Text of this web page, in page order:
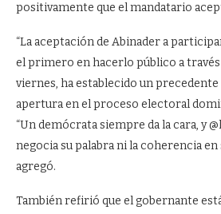
positivamente que el mandatario
“La aceptación de Abinader a
el primero en hacerlo público a través
viernes, ha establecido un
apertura en el proceso electoral
“Un demócrata siempre da la cara, y
negocia su palabra ni la coherencia en
agregó.
También refirió que el gobernante